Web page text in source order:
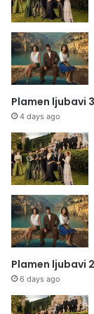
Plamen ljubavi
4 days ago
Plamen ljubavi
6 days ago